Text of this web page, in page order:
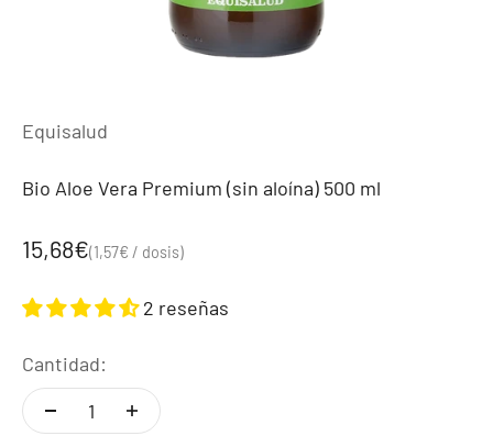
Equisalud
Bio Aloe Vera Premium (sin aloína) 500 ml
Precio de oferta
15,68€(1,57€ / dosis)
2 reseñas
Cantidad: